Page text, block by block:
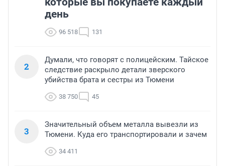
день
96 518 131
2
Думали, что говорят с полицейским. Тайское
следствие раскрыло детали зверского
убийства брата и сестры из Тюмени
38 750 45
3
Значительный объем металла вывезли из
Тюмени. Куда его транспортировали и зачем
34 411